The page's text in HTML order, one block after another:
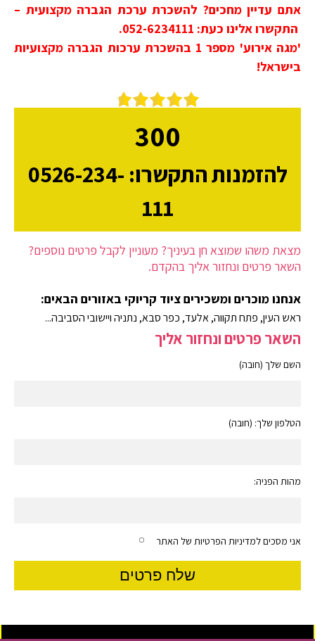
אתם עדיין מחכים? להשכרת ערכת הגברה מקצועית –
התקשרו אלינו כעת: 052-6234111.
'מגה אירוע' מספר 1 בהשכרת ערכות הגברה מקצועיות
בישראל!
300
להזמנות התקשרו: 0526-234-
111
מצאת משהו שמוצא חן בעיניך? מעוניין לקבל פרטים נוספים?
השאר פרטים ונחזור אליך בהקדם.
אנחנו מוכרים ומשכירים ציוד קריוקי באזורים הבאים:
ראש העין, פתח תקווה, אלעד, כפר סבא, נתניה ויישובי הסביבה...
השאר פרטים ונחזור אליך
השם שלך (חובה)
הטלפון שלך: (חובה)
מהות הפניה:
אני מסכים למדיניות הפרטיות של האתר